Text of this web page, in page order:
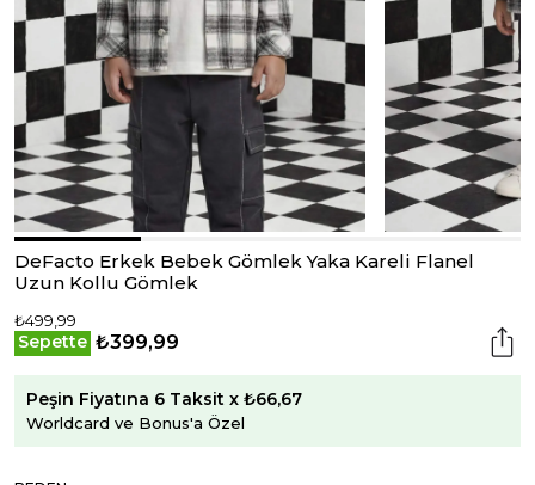
DeFacto Erkek Bebek Gömlek Yaka Kareli Flanel
Uzun Kollu Gömlek
₺499,99
Sepette ₺399,99
Peşin Fiyatına 6 Taksit x ₺66,67
Worldcard ve Bonus'a Özel